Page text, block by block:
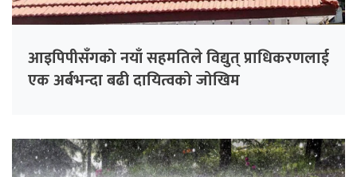
आइपिपीसँगको नयाँ सहमतिले विद्युत् प्राधिकरणलाई
एक अर्बभन्दा बढी दायित्वको जोखिम